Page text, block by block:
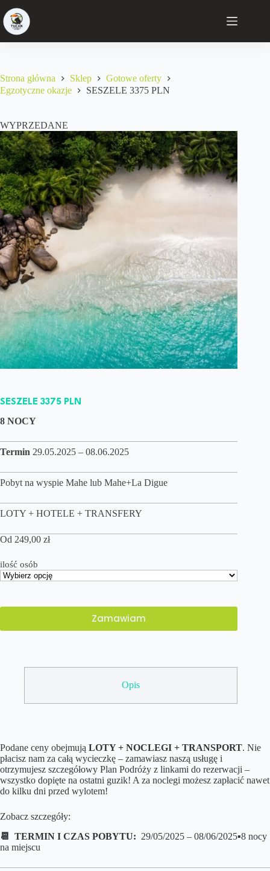
Strona główna Sklep
Gotowe oferty
Egzotyczne okazje
SESZELE 3375 PLN
WYPRZEDANE
SESZELE 3375 PLN
8 NOCY
Termin 29.05.2025 – 08.06.2025
Pobyt na wyspie Mahe lub Mahe+La Digue
LOTY + HOTELE + TRANSFERY
Od 249,00 zł
ilość osób
Zamawiam
Opis
Podane ceny obejmują LOTY + NOCLEGI + TRANSPORT. Nie
płacisz nam za całą wycieczkę – zamawiasz naszą usługę i
otrzymujesz szczegółowy Plan Podróży z linkami do rezerwacji –
wszystko dopięte na ostatni guzik! A za noclegi możesz zapłacić nawet
do kilku dni przed wylotem!
Zobacz szczegóły:
📆 TERMIN I CZAS POBYTU: 29/05/2025 – 08/06/2025▪️8 nocy
na miejscu